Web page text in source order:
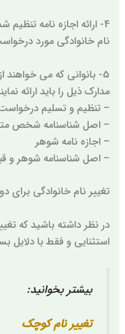
4- ارائه اجازه نامه
نام خانوادگی مورد
5- بانوانی که می خواهند
مدارک ذیل را باید ارائه
– تنظیم و تسلیم درخواست
– اصل شناسنامه شخص
– اجازه نامه شوهر
– اصل شناسنامه شوهر و
تغییر نام خانوادگی برای
در نظر داشته باشید که
استثنایی و فقط با دلایل
بیشتر بخوانید:
تغییر نام کوچک